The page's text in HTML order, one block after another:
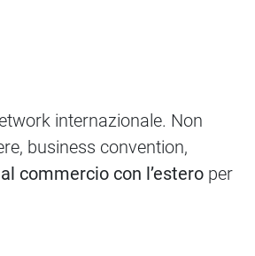
internazionale. Non
business convention,
commercio con l’estero per